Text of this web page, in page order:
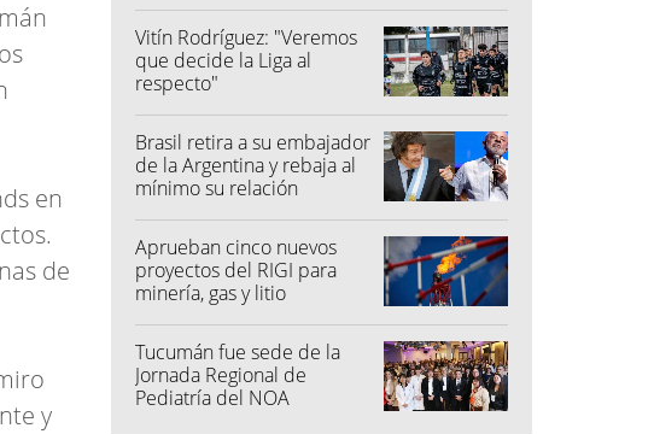
en
de
y
Vitín Rodríguez: "Veremos
que decide la Liga al
respecto"
Brasil retira a su embajador
de la Argentina y rebaja al
mínimo su relación
Aprueban cinco nuevos
proyectos del RIGI para
minería, gas y litio
Tucumán fue sede de la
Jornada Regional de
Pediatría del NOA